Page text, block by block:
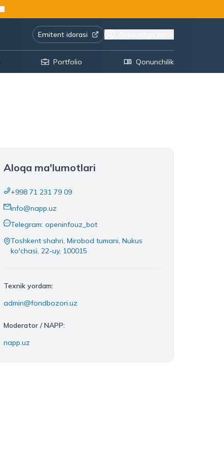
Emitent idorasi
Portfolio Qonunchilik
Aloqa ma'lumotlari
+998 71 231 79 09
info@napp.uz
Telegram: openinfouz_bot
Toshkent shahri, Mirobod tumani, Nukus
ko'chasi, 22-uy, 100015
Texnik yordam:
admin@fondbozori.uz
Moderator / NAPP:
napp.uz